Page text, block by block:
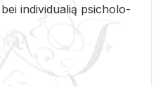
in­di­vi­dua­lią psi­cho­lo­